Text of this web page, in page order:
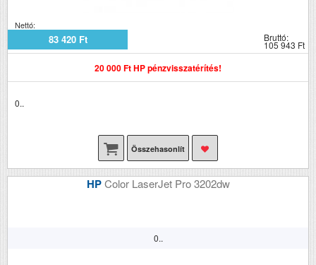
Nettó:
83 420 Ft Bruttó:
105 943 Ft
20 000 Ft HP pénzvisszatérítés!
0..
Összehasonlít
HPColor LaserJet Pro 3202dw
0..